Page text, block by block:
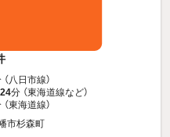
（八日市線）
24分 （東海道線など）
（東海道線）
市杉森町